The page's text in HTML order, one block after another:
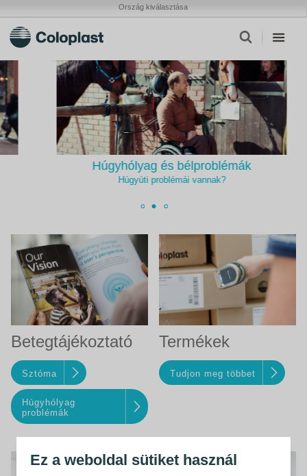
Ez a weboldal sütiket használ
Ország kiválasztása
Húgyhólyag és bélproblémák
Húgyúti problémái vannak?
Betegtájékoztató
Sztóma
Húgyhólyag
problémák
Termékek
Tudjon meg többet